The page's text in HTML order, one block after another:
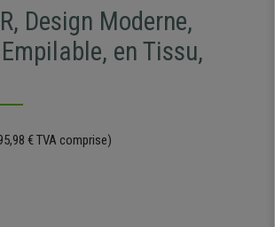
Design Moderne,
en Tissu,
€ TVA comprise)